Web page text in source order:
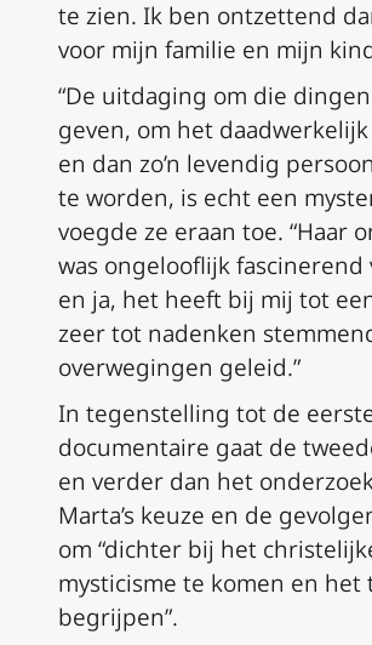
te zien. Ik ben ontzettend
voor mijn familie en mijn
“De uitdaging om die
geven, om het
en dan zo’n levendig
te worden, is echt een
voegde ze eraan toe. “Haar
was ongelooflijk fascinerend
en ja, het heeft bij mij tot
zeer tot nadenken
overwegingen geleid.”
In tegenstelling tot de
documentaire gaat de
en verder dan het
Marta’s keuze en de
om “dichter bij het
mysticisme te komen en het
begrijpen”.